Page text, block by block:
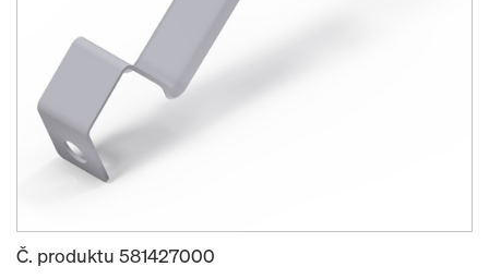
Č. produktu 581427000